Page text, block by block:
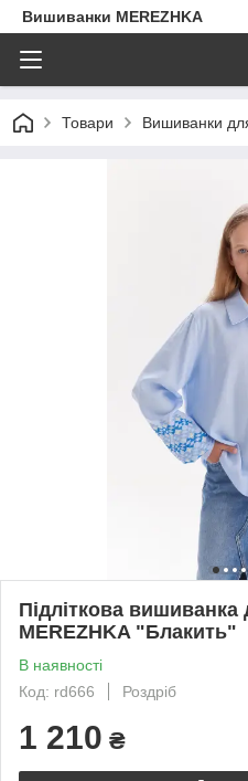
Вишиванки MEREZHKA
Товари Вишиванки
Підліткова вишиванка
MEREZHKA "Блакить"
В наявності
Код: rd666
Роздріб
1 210 ₴